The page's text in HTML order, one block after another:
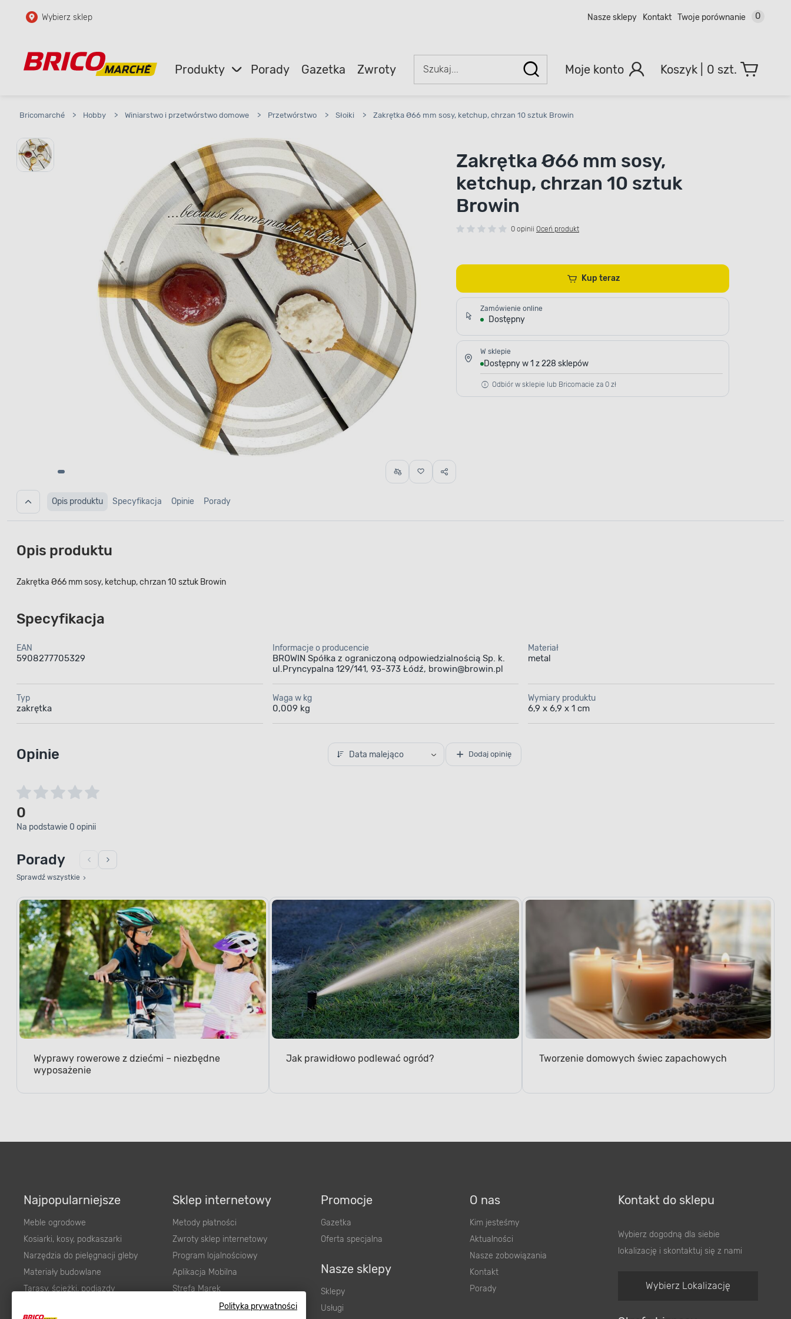
Polityka prywatności
Przejdź do głównej zawartości
Przejdź do wyszukiwarki
Wybierz sklep Nasze sklepy Kontakt Twoje porównanie 0
Produkty Porady Gazetka Zwroty Moje konto 0 szt.
Bricomarché > Hobby > Winiarstwo i przetwórstwo domowe > Przetwórstwo > Słoiki > Zakrętka Ø66 mm sosy, ketchup, chrzan 10 sztuk Browin
Zakrętka Ø66 mm sosy,
ketchup, chrzan 10 sztuk
Browin
0 opinii Oceń produkt
Kup teraz
Zamówienie online
Dostępny
W sklepie
Dostępny w 1 z 228 sklepów
Odbiór w sklepie lub Bricomacie za 0 zł
Opis produktu Specyfikacja Opinie Porady
Opis produktu
Zakrętka Ø66 mm sosy, ketchup, chrzan 10 sztuk Browin
Specyfikacja
EAN
5908277705329
Informacje o producencie
BROWIN Spółka z ograniczoną odpowiedzialnością Sp. k.
ul.Pryncypalna 129/141, 93-373 Łódź, browin@browin.pl
Materiał
metal
Typ
zakrętka
Waga w kg
0,009 kg
Wymiary produktu
6,9 x 6,9 x 1 cm
Opinie Data malejąco Dodaj opinię
0
Na podstawie 0 opinii
Porady
Sprawdź wszystkie
Wyprawy rowerowe z dziećmi – niezbędne
wyposażenie
Jak prawidłowo podlewać ogród? Tworzenie domowych świec zapachowych
Najpopularniejsze
Meble ogrodowe
Kosiarki, kosy, podkaszarki
Narzędzia do pielęgnacji gleby
Materiały budowlane
Tarasy, ścieżki, podjazdy
Sklep internetowy
Metody płatności
Zwroty sklep internetowy
Program lojalnościowy
Aplikacja Mobilna
Strefa Marek
Promocje
Gazetka
Oferta specjalna
Nasze sklepy
Sklepy
Usługi
O nas
Kim jesteśmy
Aktualności
Nasze zobowiązania
Kontakt
Porady
Kontakt do sklepu
Wybierz dogodną dla siebie
lokalizację i skontaktuj się z nami
Wybierz Lokalizację